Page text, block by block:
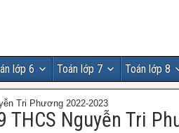
lớp 6 Toán lớp 7 Toán lớp 8
Tri Phương 2022-2023
THCS Nguyễn Tri